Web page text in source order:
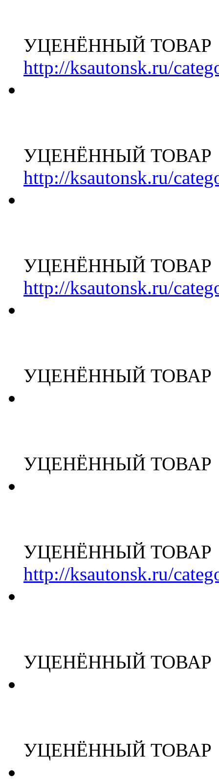
УЦЕНЁННЫЙ ТОВАР
http://ksautonsk.ru/
УЦЕНЁННЫЙ ТОВАР
http://ksautonsk.ru/
УЦЕНЁННЫЙ ТОВАР
http://ksautonsk.ru/
УЦЕНЁННЫЙ ТОВАР
УЦЕНЁННЫЙ ТОВАР
УЦЕНЁННЫЙ ТОВАР
http://ksautonsk.ru/
УЦЕНЁННЫЙ ТОВАР
УЦЕНЁННЫЙ ТОВАР